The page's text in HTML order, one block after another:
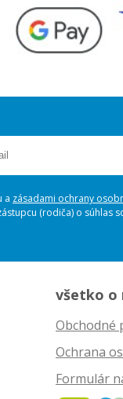
a zásadami ochrany
(rodiča) o
všetko o
Obchodné
Ochrana
Formulár